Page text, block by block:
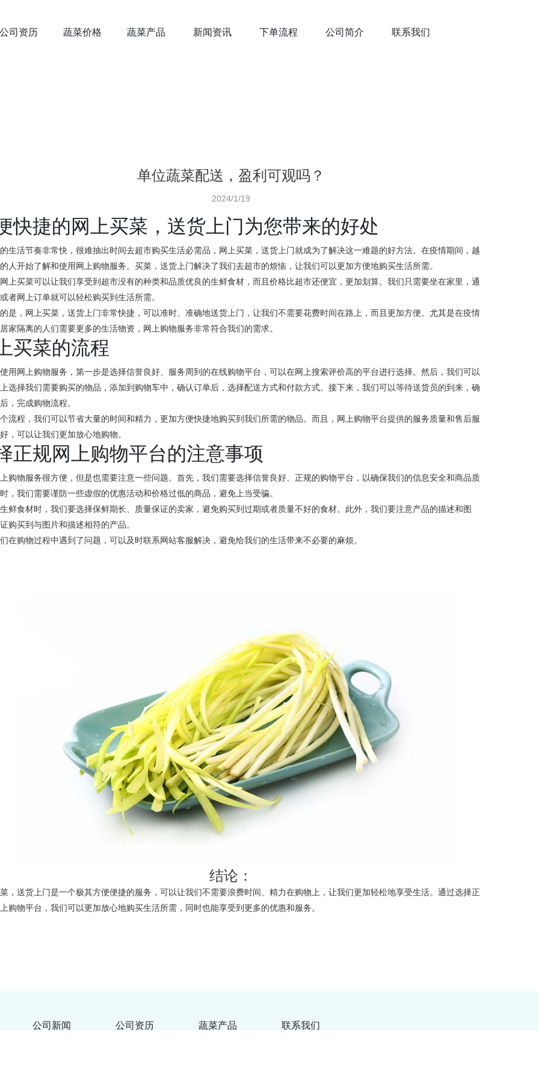
公司资历 蔬菜价格 蔬菜产品 新闻资讯 下单流程 公司简介 联系我们
单位蔬菜配送，盈利可观吗？
2024/1/19
快捷的网上买菜，送货上门为您带来的好处
生活节奏非常快，很难抽出时间去超市购买生活必需品，网上买菜，送货上门就成为了解决这一难题的好方法。在疫情期间，越
人开始了解和使用网上购物服务。买菜，送货上门解决了我们去超市的烦恼，让我们可以更加方便地购买生活所需。
上买菜可以让我们享受到超市没有的种类和品质优良的生鲜食材，而且价格比超市还便宜，更加划算。我们只需要坐在家里，通
者网上订单就可以轻松购买到生活所需。
是，网上买菜，送货上门非常快捷，可以准时、准确地送货上门，让我们不需要花费时间在路上，而且更加方便。尤其是在疫情
家隔离的人们需要更多的生活物资，网上购物服务非常符合我们的需求。
买菜的流程
用网上购物服务，第一步是选择信誉良好、服务周到的在线购物平台，可以在网上搜索评价高的平台进行选择。然后，我们可以
选择我们需要购买的物品，添加到购物车中，确认订单后，选择配送方式和付款方式。接下来，我们可以等待送货员的到来，确
，完成购物流程。
流程，我们可以节省大量的时间和精力，更加方便快捷地购买到我们所需的物品。而且，网上购物平台提供的服务质量和售后服
，可以让我们更加放心地购物。
正规网上购物平台的注意事项
购物服务很方便，但是也需要注意一些问题。首先，我们需要选择信誉良好、正规的购物平台，以确保我们的信息安全和商品质
，我们需要谨防一些虚假的优惠活动和价格过低的商品，避免上当受骗。
鲜食材时，我们要选择保鲜期长、质量保证的卖家，避免购买到过期或者质量不好的食材。此外，我们要注意产品的描述和图
购买到与图片和描述相符的产品。
在购物过程中遇到了问题，可以及时联系网站客服解决，避免给我们的生活带来不必要的麻烦。
结论：
，送货上门是一个极其方便便捷的服务，可以让我们不需要浪费时间、精力在购物上，让我们更加轻松地享受生活。通过选择正
购物平台，我们可以更加放心地购买生活所需，同时也能享受到更多的优惠和服务。
公司新闻 公司资历 蔬菜产品 联系我们